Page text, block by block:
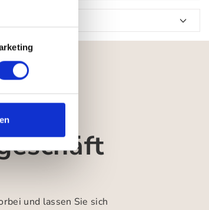
und lassen Sie sich